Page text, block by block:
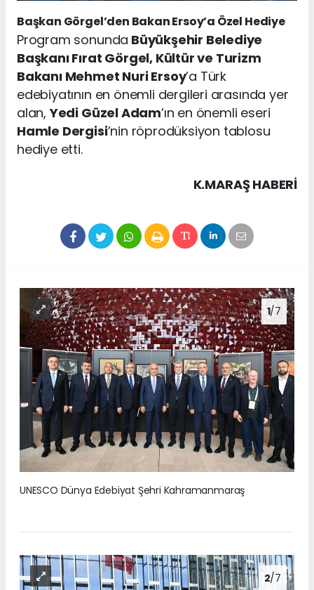
Başkan Görgel’den Bakan Ersoy’a Özel Hediye
Program sonunda Büyükşehir Belediye
Başkanı Fırat Görgel, Kültür ve Turizm
Bakanı Mehmet Nuri Ersoy’a Türk
edebiyatının en önemli dergileri arasında yer
alan,Yedi Güzel Adam’ın en önemli eseri
Hamle Dergisi’nin röprodüksiyon tablosu
hediye etti.
K.MARAŞ HABERİ
1/7
UNESCO Dünya Edebiyat Şehri Kahramanmaraş
2/7